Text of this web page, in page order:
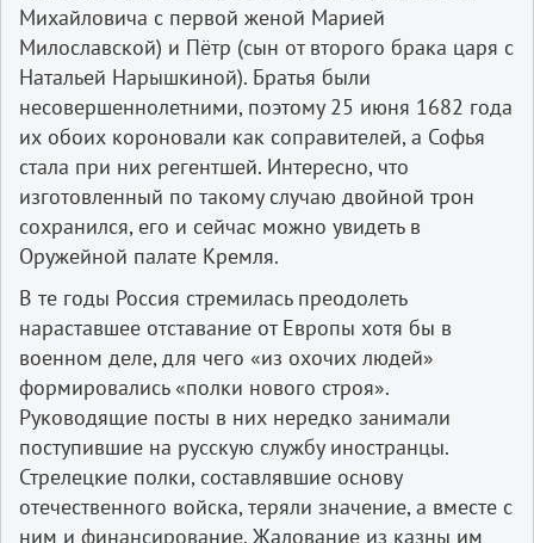
Михайловича с первой женой Марией
Милославской) и Пётр (сын от второго брака царя с
Натальей Нарышкиной). Братья были
несовершеннолетними, поэтому 25 июня 1682 года
их обоих короновали как соправителей, а Софья
стала при них регентшей. Интересно, что
изготовленный по такому случаю двойной трон
сохранился, его и сейчас можно увидеть в
Оружейной палате Кремля.
В те годы Россия стремилась преодолеть
нараставшее отставание от Европы хотя бы в
военном деле, для чего «из охочих людей»
формировались «полки нового строя».
Руководящие посты в них нередко занимали
поступившие на русскую службу иностранцы.
Стрелецкие полки, составлявшие основу
отечественного войска, теряли значение, а вместе с
ним и финансирование. Жалование из казны им